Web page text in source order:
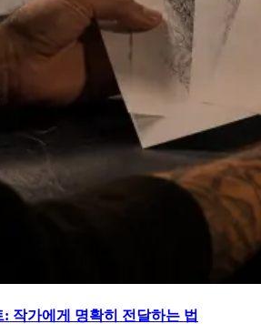
작가에게 명확히 전달하는 법